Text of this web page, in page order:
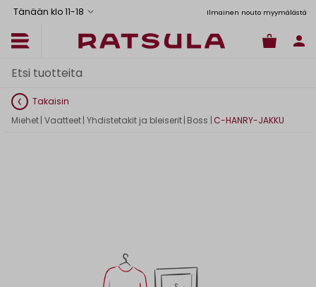
Tänään klo 11-18
Toimituskulut alk. 6,90€
Manner-Suomeen yli 120 euron tilauksiin Ilmainen nouto myymälästä
Takaisin
Miehet| Vaatteet| Yhdistetakit ja bleiserit | Boss | C-HANRY-JAKKU